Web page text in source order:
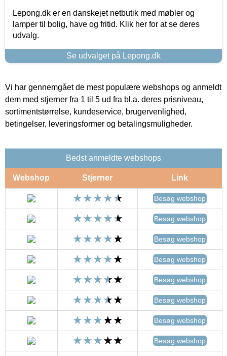
Lepong.dk er en danskejet netbutik med møbler og
lamper til bolig, have og fritid. Klik her for at se deres
udvalg.
Se udvalget på Lepong.dk
Vi har gennemgået de mest populære webshops og anmeldt
dem med stjerner fra 1 til 5 ud fra bl.a. deres prisniveau,
sortimentstørrelse, kundeservice, brugervenlighed,
betingelser, leveringsformer og betalingsmuligheder.
Bedst anmeldte webshops
Webshop Stjerner Link
Besøg webshop
Besøg webshop
Besøg webshop
Besøg webshop
Besøg webshop
Besøg webshop
Besøg webshop
Besøg webshop